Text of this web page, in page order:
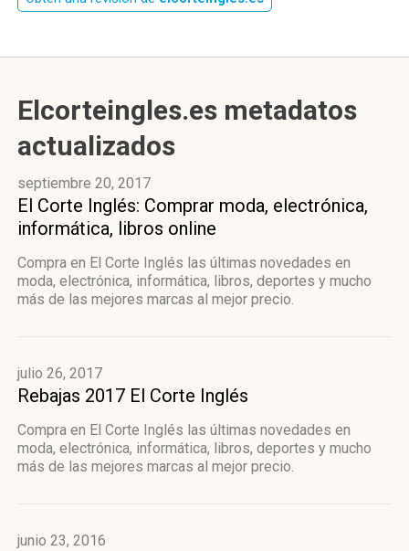
Elcorteingles.es metadatos
actualizados
septiembre 20, 2017
El Corte Inglés: Comprar moda, electrónica,
informática, libros online
Compra en El Corte Inglés las últimas novedades en
moda, electrónica, informática, libros, deportes y mucho
más de las mejores marcas al mejor precio.
julio 26, 2017
Rebajas 2017 El Corte Inglés
Compra en El Corte Inglés las últimas novedades en
moda, electrónica, informática, libros, deportes y mucho
más de las mejores marcas al mejor precio.
junio 23, 2016